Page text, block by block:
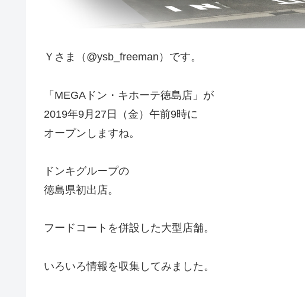
Ｙさま（@ysb_freeman）です。
「MEGAドン・キホーテ徳島店」が
2019年9月27日（金）午前9時に
オープンしますね。
ドンキグループの
徳島県初出店。
フードコートを併設した大型店舗。
いろいろ情報を収集してみました。